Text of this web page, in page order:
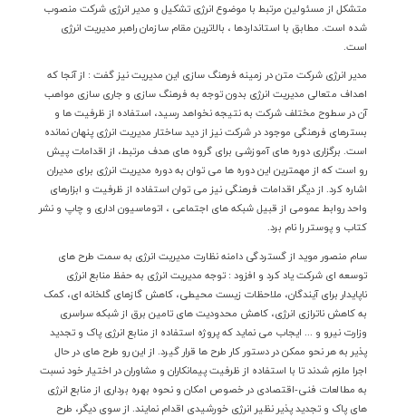
متشکل از مسئولین مرتبط با موضوع انرژی تشکیل و مدیر انرژی شرکت منصوب
شده است. مطابق با استانداردها ، بالاترین مقام سازمان راهبر مدیریت انرژی
است.
مدير انرژی شركت متن در زمينه فرهنگ سازي اين مديريت نيز گفت : از آنجا که
اهداف متعالی مدیریت انرژی بدون توجه به فرهنگ سازی و جاری سازی مواهب
آن در سطوح مختلف شرکت به نتیجه نخواهد رسید، استفاده از ظرفیت ها و
بسترهای فرهنگی موجود در شرکت نیز از دید ساختار مدیریت انرژی پنهان نمانده
است. برگزاری دوره هاي آموزشی برای گروه های هدف مرتبط، از اقدامات پیش
رو است كه از مهمترین اين دوره ها می توان به دوره مدیریت انرژی برای مدیران
اشاره كرد. از ديگر اقدامات فرهنگي نيز مي توان استفاده از ظرفيت و ابزارهاي
واحد روابط عمومي از قبيل شبكه هاي اجتماعي ، اتوماسيون اداري و چاپ و نشر
كتاب و پوستر را نام برد.
سام منصور مويد از گستردگي دامنه نظارت مديريت انرژي به سمت طرح هاي
توسعه اي شركت ياد كرد و افزود : توجه مدیریت انرژی به حفظ منابع انرژی
ناپایدار برای آیندگان، ملاحظات زیست محیطی، کاهش گازهای گلخانه ای، کمک
به کاهش ناترازی انرژی، کاهش محدودیت های تامین برق از شبکه سراسری
وزارت نیرو و ... ایجاب می نماید که پروژه استفاده از منابع انرژی پاک و تجدید
پذیر به هر نحو ممکن در دستور کار طرح ها قرار گیرد. از این رو طرح های در حال
اجرا ملزم شدند تا با استفاده از ظرفیت پیمانکاران و مشاوران در اختیار خود نسبت
به مطالعات فنی-اقتصادی در خصوص امکان و نحوه بهره برداری از منابع انرژی
های پاک و تجدید پذیر نظیر انرژی خورشیدی اقدام نمایند. از سوی دیگر، طرح